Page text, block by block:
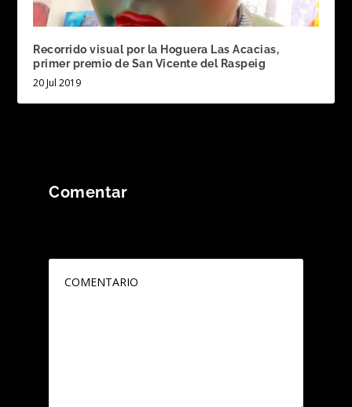
Recorrido visual por la Hoguera Las Acacias,
primer premio de San Vicente del Raspeig
20 Jul 2019
Comentar